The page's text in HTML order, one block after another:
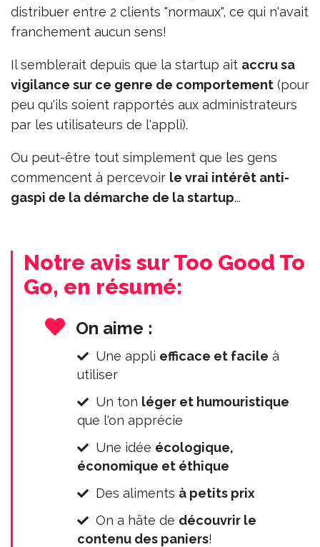
distribuer entre 2 clients "normaux", ce qui n'avait
franchement aucun sens!
Il semblerait depuis que la startup ait accru sa
vigilance sur ce genre de comportement (pour
peu qu'ils soient rapportés aux administrateurs
par les utilisateurs de l'appli).
Ou peut-être tout simplement que les gens
commencent à percevoir le vrai intérêt anti-
gaspi de la démarche de la startup...
Notre avis sur Too Good To
Go, en résumé:
On aime :
Une appli efficace et facile à
utiliser
Un ton léger et humouristique
que l'on apprécie
Une idée écologique,
économique et éthique
Des aliments à petits prix
On a hâte de découvrir le
contenu des paniers!